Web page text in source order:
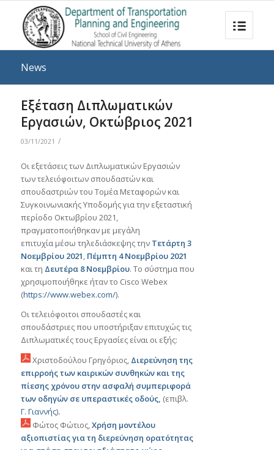
News
Εξέταση Διπλωματικών
Εργασιών, Οκτώβριος 2021
03/11/2021 /
Oι εξετάσεις των Διπλωματικών Εργασιών
των τελειόφοιτων σπουδαστών και
σπουδαστριών του Τομέα Μεταφορών και
Συγκοινωνιακής Υποδομής για την εξεταστική
περίοδο Οκτωβρίου 2021,
πραγματοποιήθηκαν με μεγάλη
επιτυχία μέσω τηλεδιάσκεψης την Τετάρτη 3
Νοεμβρίου 2021, Πέμπτη 4 Νοεμβρίου 2021
και τη Δευτέρα 8 Νοεμβρίου. Το σύστημα που
χρησιμοποιήθηκε ήταν το Cisco Webex
(https://www.webex.com/).
Οι τελειόφοιτοι σπουδαστές και
σπουδάστριες που υποστήριξαν επιτυχώς τις
Διπλωματικές τους Εργασίες είναι οι εξής:
Χριστοδούλου Γρηγόριος, Διερεύνηση της
επιρροής των καιρικών συνθηκών και της
πίεσης χρόνου στην ασφαλή συμπεριφορά
των οδηγών σε υπεραστικές οδούς, (επιβλ.
Γ. Γιαννής).
Φώτος Φώτιος,Χρήση μοντέλου
αξιοπιστίας για τη διερεύνηση ορατότητας